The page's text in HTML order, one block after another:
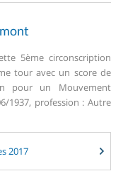
5ème circonscription
tour avec un score de
pour un Mouvement
1937, profession : Autre
2017